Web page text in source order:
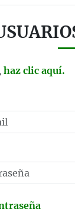
haz clic aquí.